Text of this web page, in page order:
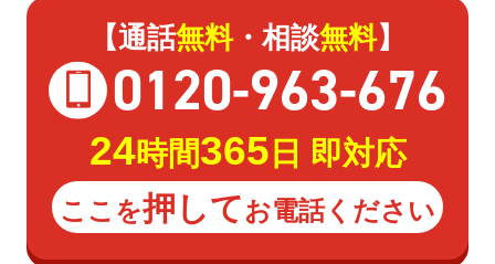
【通話無料・相談無料】
0120-963-676
24時間365 日 即対応
ここを押してお電話ください